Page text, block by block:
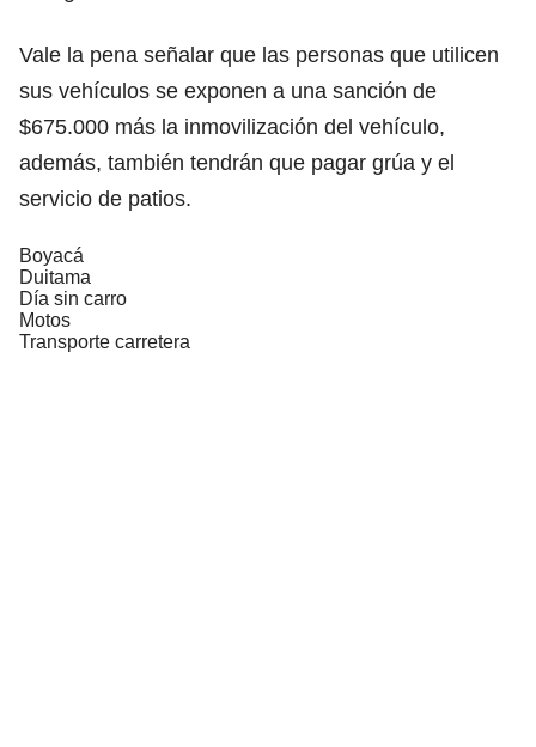
Vale la pena señalar que las personas que utilicen
sus vehículos se exponen a una sanción de
$675.000 más la inmovilización del vehículo,
además, también tendrán que pagar grúa y el
servicio de patios.
Boyacá
Duitama
Día sin carro
Motos
Transporte carretera